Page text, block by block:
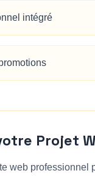
intégré
Projet
web professionnel